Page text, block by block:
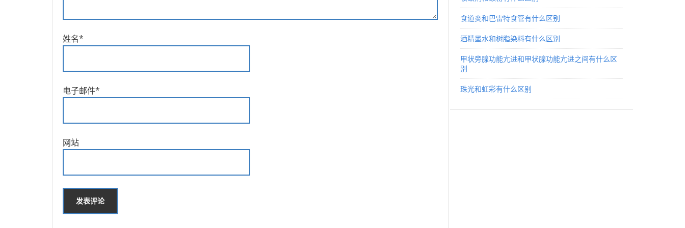
姓名*
电子邮件*
网站
食道炎和巴雷特食管有什么区别
酒精墨水和树脂染料有什么区别
甲状旁腺功能亢进和甲状腺功能亢进之间有什么区
别
珠光和虹彩有什么区别